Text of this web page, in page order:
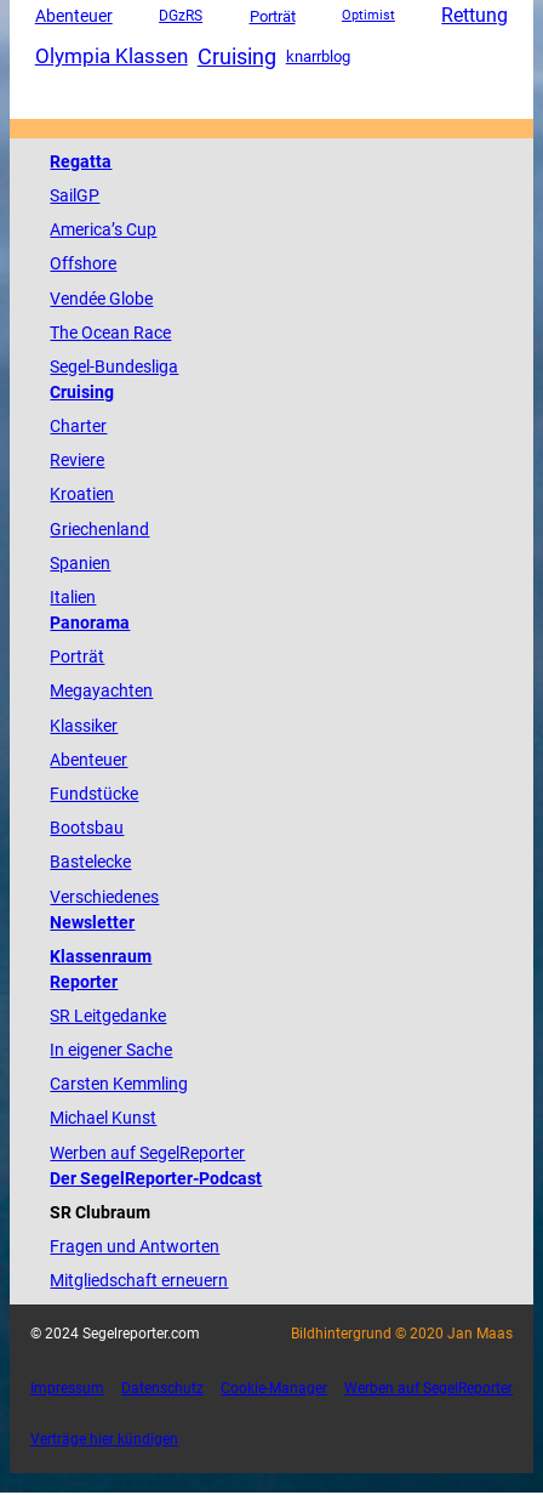
Abenteuer DGzRS Porträt Optimist Rettung
Olympia Klassen Cruising knarrblog
Regatta
SailGP
America’s Cup
Offshore
VendéeGlobe
TheOcean Race
Segel-Bundesliga
Cruising
Charter
Reviere
Kroatien
Griechenland
Spanien
Italien
Panorama
Porträt
Megayachten
Klassiker
Abenteuer
Fundstücke
Bootsbau
Bastelecke
Verschiedenes
Newsletter
Klassenraum
Reporter
SR Leitgedanke
In eigener Sache
Carsten Kemmling
Michael Kunst
Werben auf SegelReporter
Der SegelReporter-Podcast
SR Clubraum
Fragen und Antworten
Mitgliedschaft erneuern
© 2024 Segelreporter.com Bildhintergrund © 2020 Jan Maas
Impressum Datenschutz Cookie-Manager Werben auf SegelReporter
Verträge hier kündigen